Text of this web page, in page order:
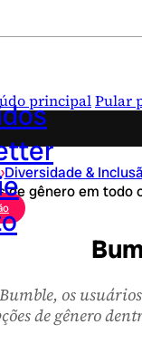
principalPular
›Diversidade &
de gênero em todo
os
de gênero